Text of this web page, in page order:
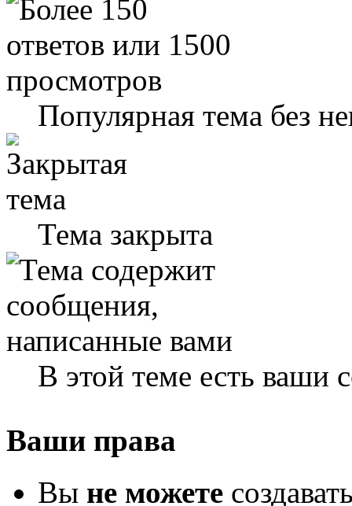
Популярная тема без
Тема закрыта
В этой теме есть ваши
Ваши права
Вы не можете